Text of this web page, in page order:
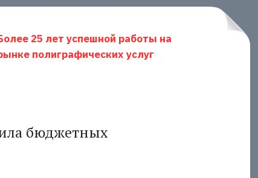
25 лет успешной работы на
полиграфических услуг
бюджетных